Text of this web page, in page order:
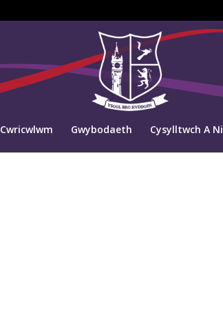
Cwricwlwm Gwybodaeth Cysylltwch A Ni